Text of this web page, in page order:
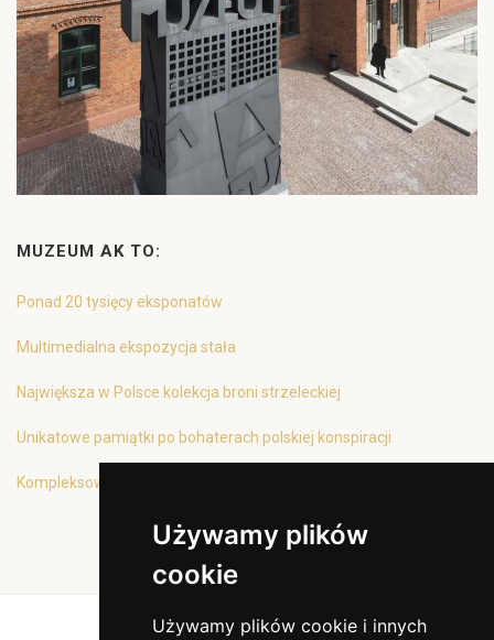
Używamy plików
cookie
Używamy plików cookie i innych
MUZEUM AK TO:
Ponad 20 tysięcy eksponatów
Multimedialna ekspozycja stała
Największa w Polsce kolekcja broni strzeleckiej
Unikatowe pamiątki po bohaterach polskiej konspiracji
Kompleksowa oferta edukacyjna